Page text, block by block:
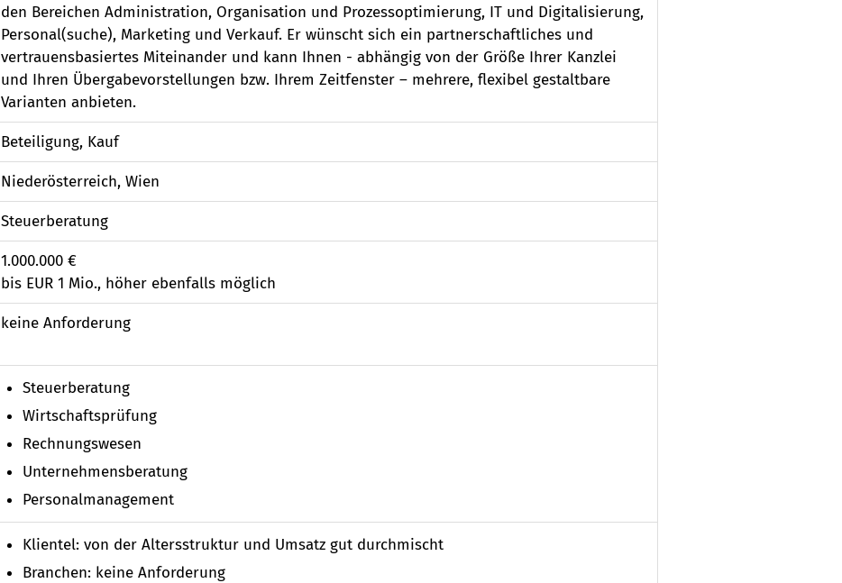
den Bereichen Administration, Organisation und Prozessoptimierung, IT und Digitalisierung,
Personal(suche), Marketing und Verkauf. Er wünscht sich ein partnerschaftliches und
vertrauensbasiertes Miteinander und kann Ihnen - abhängig von der Größe Ihrer Kanzlei
und Ihren Übergabevorstellungen bzw. Ihrem Zeitfenster – mehrere, flexibel gestaltbare
Varianten anbieten.
Beteiligung, Kauf
Niederösterreich, Wien
Steuerberatung
1.000.000 €
bis EUR 1 Mio., höher ebenfalls möglich
keine Anforderung
Steuerberatung
Wirtschaftsprüfung
Rechnungswesen
Unternehmensberatung
Personalmanagement
Klientel: von der Altersstruktur und Umsatz gut durchmischt
Branchen: keine Anforderung